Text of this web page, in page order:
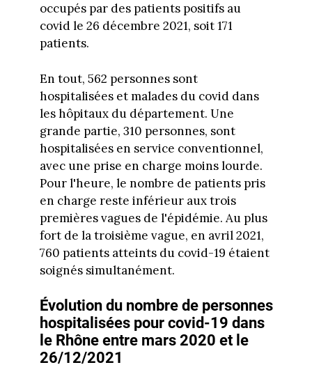
occupés par des patients positifs au
covid le 26 décembre 2021, soit 171
patients.
En tout, 562 personnes sont
hospitalisées et malades du covid dans
les hôpitaux du département. Une
grande partie, 310 personnes, sont
hospitalisées en service conventionnel,
avec une prise en charge moins lourde.
Pour l'heure, le nombre de patients pris
en charge reste inférieur aux trois
premières vagues de l'épidémie. Au plus
fort de la troisième vague, en avril 2021,
760 patients atteints du covid-19 étaient
soignés simultanément.